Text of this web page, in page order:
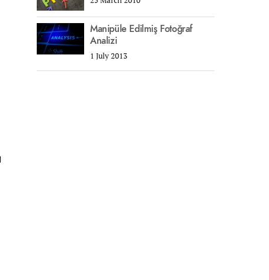
Manipüle Edilmiş Fotoğraf
Analizi
1 July 2013